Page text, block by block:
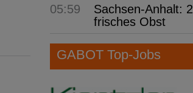
05:59
Sachsen-Anhalt:
frisches Obst
GABOT Top-Jobs